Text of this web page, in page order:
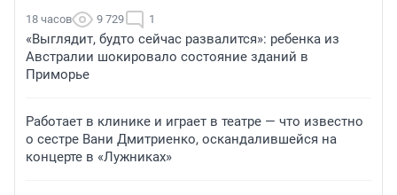
18 часов 9 729 1
«Выглядит, будто сейчас развалится»: ребенка из
Австралии шокировало состояние зданий в
Приморье
Работает в клинике и играет в театре — что известно
о сестре Вани Дмитриенко, оскандалившейся на
концерте в «Лужниках»